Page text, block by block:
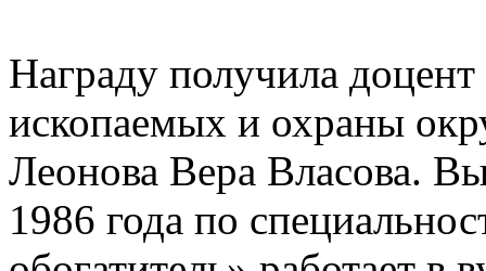
Награду получила
ископаемых и охраны
Леонова Вера Власова.
1986 года по